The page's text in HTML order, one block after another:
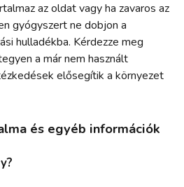
az oldat vagy ha zavaros az
gyógyszert ne dobjon a
hulladékba. Kérdezze meg
a már nem használt
elősegítik a környezet
és egyéb információk